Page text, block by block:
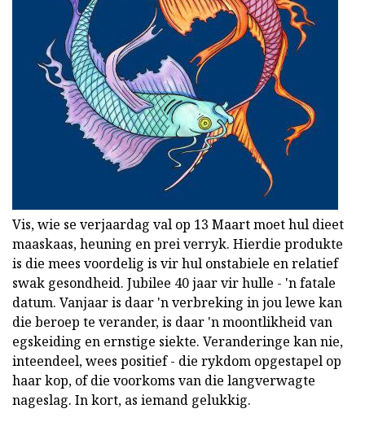
Vis, wie se verjaardag val op 13 Maart moet hul dieet
maaskaas, heuning en prei verryk. Hierdie produkte
is die mees voordelig is vir hul onstabiele en relatief
swak gesondheid. Jubilee 40 jaar vir hulle - 'n fatale
datum. Vanjaar is daar 'n verbreking in jou lewe kan
die beroep te verander, is daar 'n moontlikheid van
egskeiding en ernstige siekte. Veranderinge kan nie,
inteendeel, wees positief - die rykdom opgestapel op
haar kop, of die voorkoms van die langverwagte
nageslag. In kort, as iemand gelukkig.